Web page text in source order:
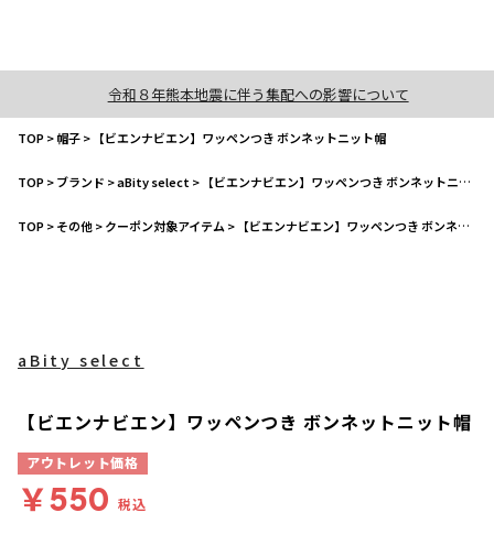
令和８年熊本地震に伴う集配への影響について
TOP>帽子> 【ビエンナビエン】ワッペンつき ボンネットニット帽
TOP>ブランド >aBity select > 【ビエンナビエン】ワッペンつき ボンネットニット帽
TOP>その他>クーポン対象アイテム > 【ビエンナビエン】ワッペンつき ボンネットニット帽
aBity select
【ビエンナビエン】ワッペンつき ボンネットニット帽
アウトレット価格
￥550 税込